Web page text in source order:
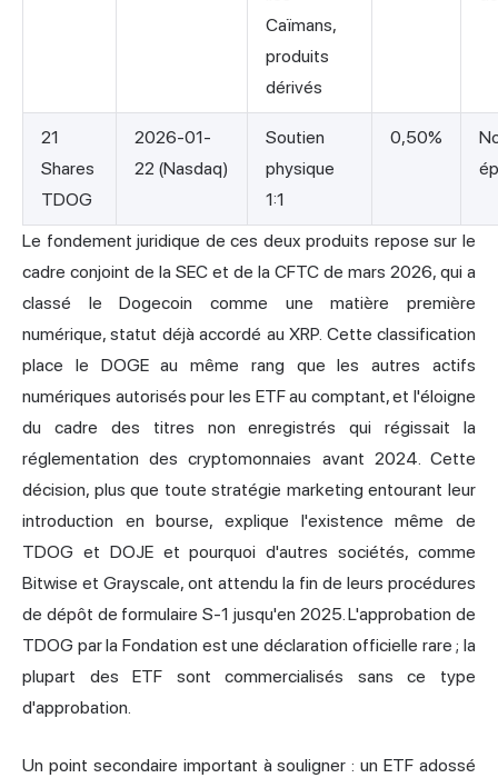
Caïmans,
produits
dérivés
21
Shares
TDOG
2026-01-
22 (Nasdaq)
Soutien
physique
1:1
0,50%
Le fondement juridique de ces deux produits repose sur le
cadre conjoint de la SEC et de la CFTC de mars 2026, qui a
classé le Dogecoin comme une matière première
numérique, statut déjà accordé au XRP. Cette classification
place le DOGE au même rang que les autres actifs
numériques autorisés pour les ETF au comptant, et l'éloigne
du cadre des titres non enregistrés qui régissait la
réglementation des cryptomonnaies avant 2024. Cette
décision, plus que toute stratégie marketing entourant leur
introduction en bourse, explique l'existence même de
TDOG et DOJE et pourquoi d'autres sociétés, comme
Bitwise et Grayscale, ont attendu la fin de leurs procédures
de dépôt de formulaire S-1 jusqu'en 2025. L'approbation de
TDOG par la Fondation est une déclaration officielle rare ; la
plupart des ETF sont commercialisés sans ce type
d'approbation.
Un point secondaire important à souligner : un ETF adossé